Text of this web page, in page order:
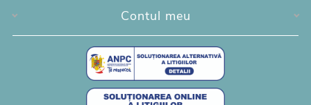
Contul meu